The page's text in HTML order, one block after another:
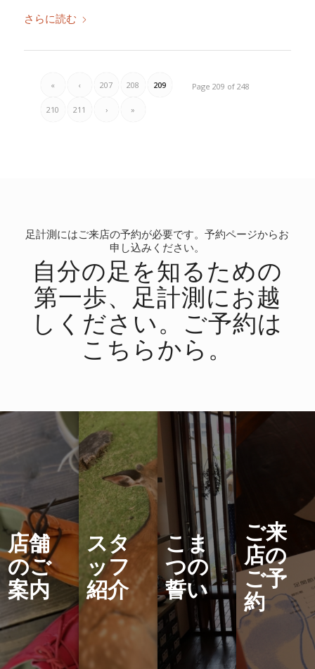
さらに読む
Page 209 of 248
« ‹ 207 208 209
210 211 › »
足計測にはご来店の予約が必要です。予約ページからお
申し込みください。
自分の足を知るための
第一歩、足計測にお越
しください。ご予約は
こちらから。
店舗
のご
案内
スタ
ッフ
紹介
こま
つの
誓い
ご来
店の
ご予
約